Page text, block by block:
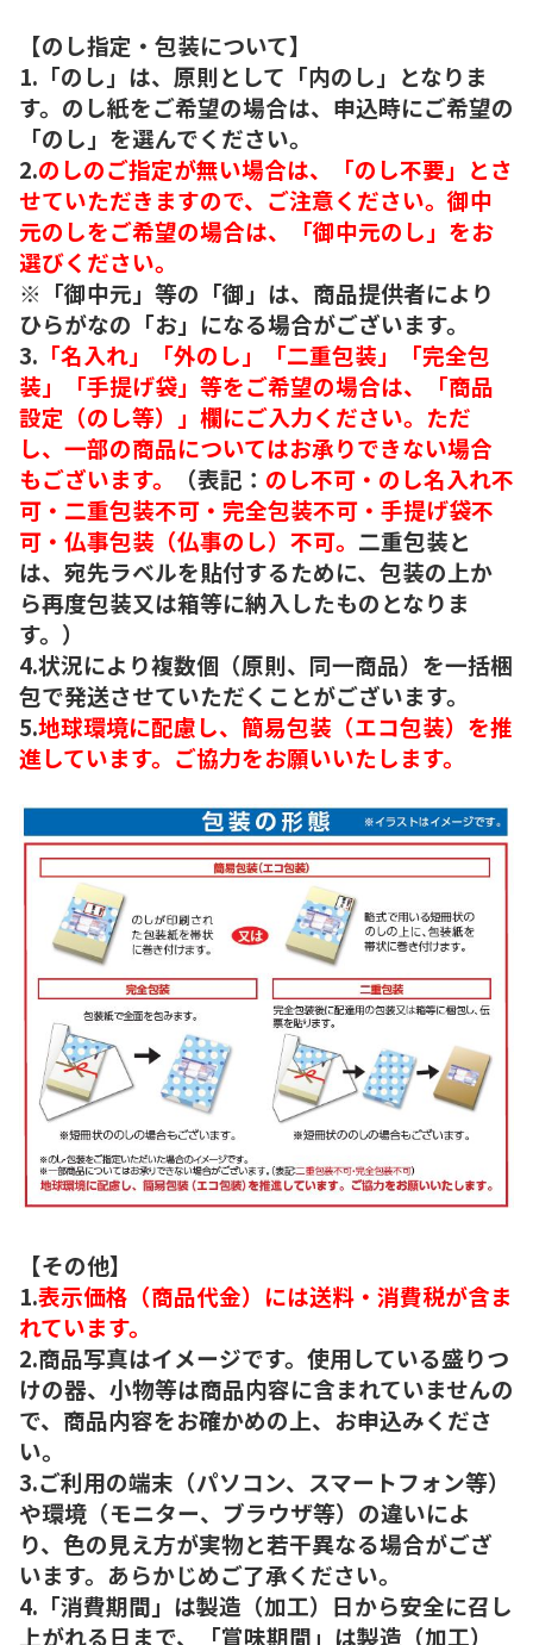
【のし指定・包装について】
1.「のし」は、原則として「内のし」となりま
す。のし紙をご希望の場合は、申込時にご希望の
「のし」を選んでください。
2.のしのご指定が無い場合は、「のし不要」とさ
せていただきますので、ご注意ください。御中
元のしをご希望の場合は、「御中元のし」をお
選びください。
※「御中元」等の「御」は、商品提供者により
ひらがなの「お」になる場合がございます。
3. 「名入れ」「外のし」「二重包装」「完全包
装」「手提げ袋」等をご希望の場合は、「商品
設定（のし等）」欄にご入力ください。ただ
し、一部の商品についてはお承りできない場合
もございます。
（表記： のし不可・のし名入れ不
可・二重包装不可・完全包装不可・手提げ袋不
可・仏事包装（仏事のし）不可。 二重包装と
は、宛先ラベルを貼付するために、包装の上か
ら再度包装又は箱等に納入したものとなりま
す。）
4.状況により複数個（原則、同一商品）を一括梱
包で発送させていただくことがございます。
5.地球環境に配慮し、簡易包装（エコ包装）を推
進しています。ご協力をお願いいたします。
【その他】
1.表示価格（商品代金）には送料・消費税が含ま
れています。
2.商品写真はイメージです。使用している盛りつ
けの器、小物等は商品内容に含まれていませんの
で、商品内容をお確かめの上、お申込みくださ
い。
3.ご利用の端末（パソコン、スマートフォン等）
や環境（モニター、ブラウザ等）の違いによ
り、色の見え方が実物と若干異なる場合がござ
います。あらかじめご了承ください。
4.「消費期間」は製造（加工）日から安全に召し
上がれる日まで、「賞味期間」は製造（加工）